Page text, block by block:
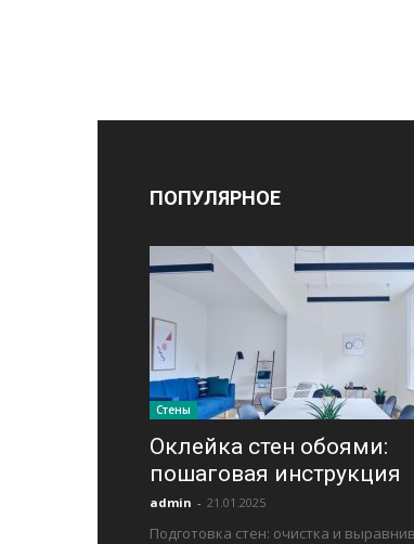
ПОПУЛЯРНОЕ
Стены
Оклейка стен обоями:
пошаговая инструкция
admin - 21.01.2025
Подготовка стен: очистка и